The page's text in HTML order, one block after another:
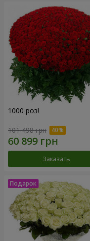
1000 роз!
101 498 грн
Заказать